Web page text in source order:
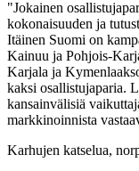
"Jokainen
kokonaisuuden ja
Itäinen Suomi on
Kainuu ja Pohjois-
Karjala ja
kaksi osallistujaparia.
kansainvälisiä
markkinoinnista
Karhujen katselua,